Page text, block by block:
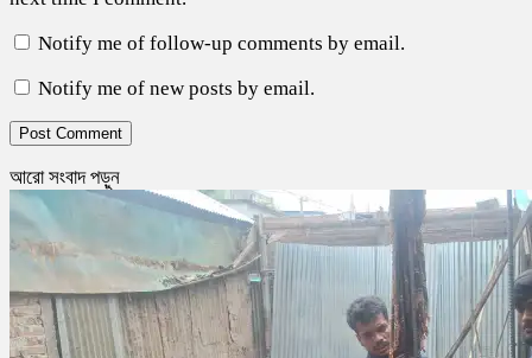
Notify me of follow-up comments by email.
Notify me of new posts by email.
আরো সংবাদ পড়ুন